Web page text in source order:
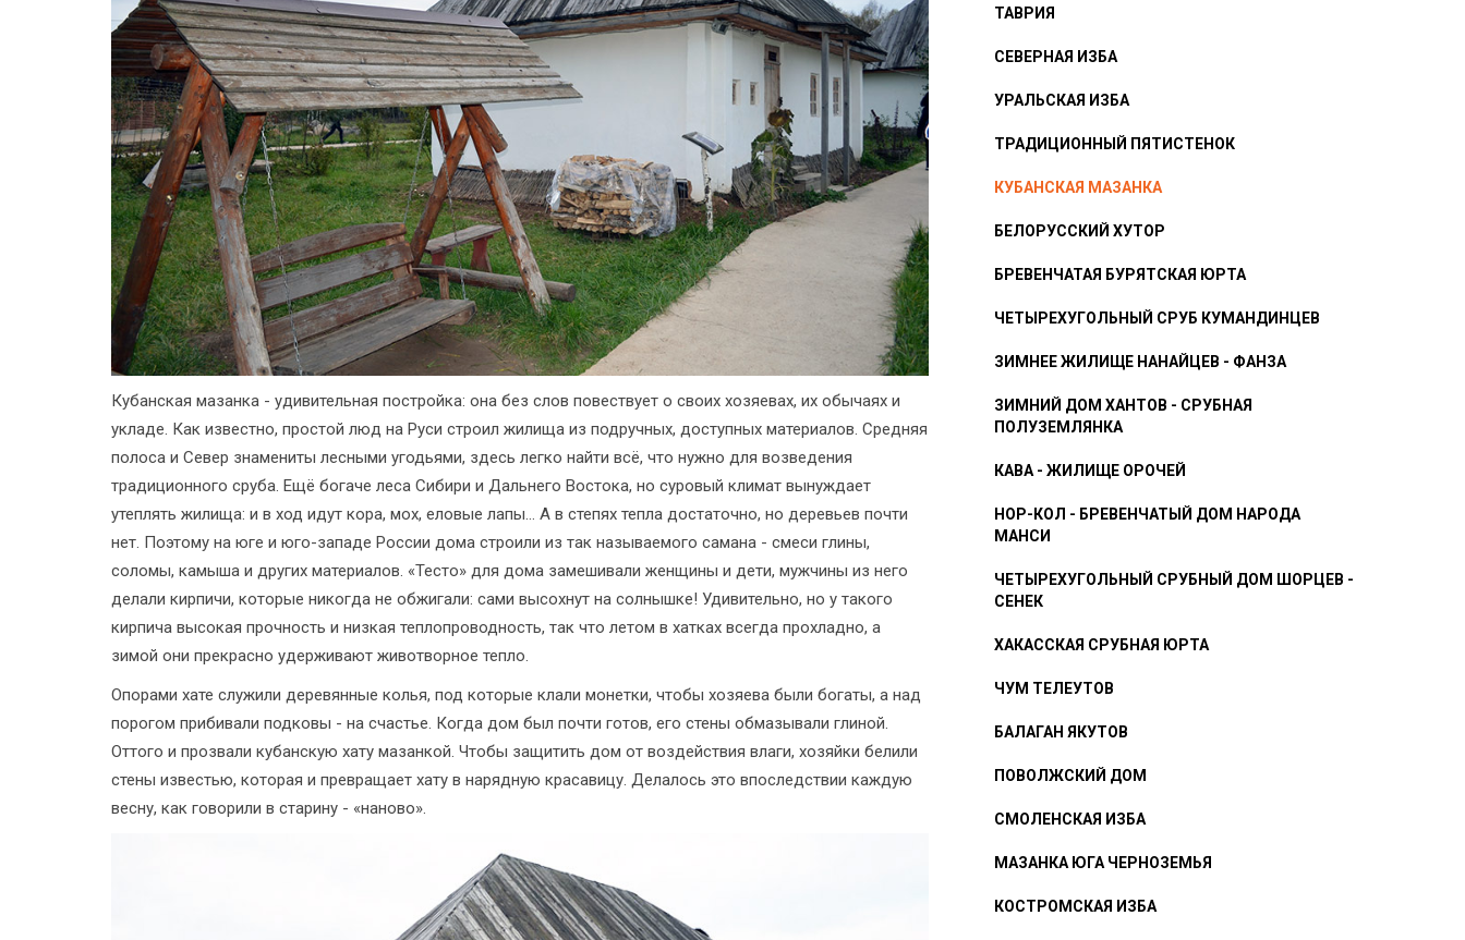
Кубанская мазанка - удивительная постройка: она без слов повествует о своих хозяевах, их обычаях и
укладе. Как известно, простой люд на Руси строил жилища из подручных, доступных материалов. Средняя
полоса и Север знамениты лесными угодьями, здесь легко найти всё, что нужно для возведения
традиционного сруба. Ещё богаче леса Сибири и Дальнего Востока, но суровый климат вынуждает
утеплять жилища: и в ход идут кора, мох, еловые лапы… А в степях тепла достаточно, но деревьев почти
нет. Поэтому на юге и юго-западе России дома строили из так называемого самана - смеси глины,
соломы, камыша и других материалов. «Тесто» для дома замешивали женщины и дети, мужчины из него
делали кирпичи, которые никогда не обжигали: сами высохнут на солнышке! Удивительно, но у такого
кирпича высокая прочность и низкая теплопроводность, так что летом в хатках всегда прохладно, а
зимой они прекрасно удерживают животворное тепло.
Опорами хате служили деревянные колья, под которые клали монетки, чтобы хозяева были богаты, а над
порогом прибивали подковы - на счастье. Когда дом был почти готов, его стены обмазывали глиной.
Оттого и прозвали кубанскую хату мазанкой. Чтобы защитить дом от воздействия влаги, хозяйки белили
стены известью, которая и превращает хату в нарядную красавицу. Делалось это впоследствии каждую
весну, как говорили в старину - «наново».
ТАВРИЯ
СЕВЕРНАЯ ИЗБА
УРАЛЬСКАЯ ИЗБА
ТРАДИЦИОННЫЙ ПЯТИСТЕНОК
КУБАНСКАЯ МАЗАНКА
БЕЛОРУССКИЙ ХУТОР
БРЕВЕНЧАТАЯ БУРЯТСКАЯ ЮРТА
ЧЕТЫРЕХУГОЛЬНЫЙ СРУБ КУМАНДИНЦЕВ
ЗИМНЕЕ ЖИЛИЩЕ НАНАЙЦЕВ - ФАНЗА
ЗИМНИЙ ДОМ ХАНТОВ - СРУБНАЯ
ПОЛУЗЕМЛЯНКА
КАВА - ЖИЛИЩЕ ОРОЧЕЙ
НОР-КОЛ - БРЕВЕНЧАТЫЙ ДОМ НАРОДА
МАНСИ
ЧЕТЫРЕХУГОЛЬНЫЙ СРУБНЫЙ ДОМ ШОРЦЕВ -
СЕНЕК
ХАКАССКАЯ СРУБНАЯ ЮРТА
ЧУМ ТЕЛЕУТОВ
БАЛАГАН ЯКУТОВ
ПОВОЛЖСКИЙ ДОМ
СМОЛЕНСКАЯ ИЗБА
МАЗАНКА ЮГА ЧЕРНОЗЕМЬЯ
КОСТРОМСКАЯ ИЗБА